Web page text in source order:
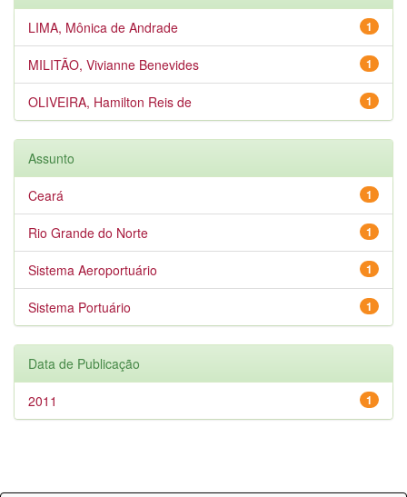
1
LIMA, Mônica de Andrade
1
MILITÃO, Vivianne Benevides
1
OLIVEIRA, Hamilton Reis de
Assunto
1
Ceará
1
Rio Grande do Norte
1
Sistema Aeroportuário
1
Sistema Portuário
Data de Publicação
1
2011